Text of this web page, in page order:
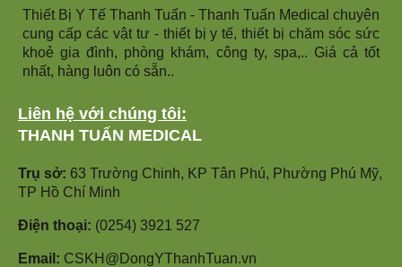
Thiết Bị Y Tế Thanh Tuấn - Thanh Tuấn Medical chuyên
cung cấp các vật tư - thiết bị y tế, thiết bị chăm sóc sức
khoẻ gia đình, phòng khám, công ty, spa,.. Giá cả tốt
nhất, hàng luôn có sẵn..
Liên hệ với chúng tôi:
THANH TUẤN MEDICAL
Trụ sở: 63 Trường Chinh, KP Tân Phú, Phường Phú Mỹ,
TP Hồ Chí Minh
Điện thoại: (0254) 3921 527
Email: CSKH@DongYThanhTuan.vn